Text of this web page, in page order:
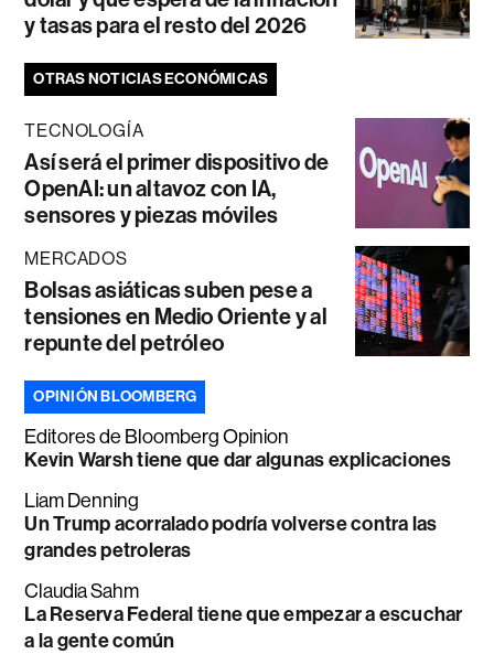
y tasas para el resto del 2026
OTRAS NOTICIAS ECONÓMICAS
TECNOLOGÍA
Así será el primer dispositivo de
OpenAI: un altavoz con IA,
sensores y piezas móviles
MERCADOS
Bolsas asiáticas suben pese a
tensiones en Medio Oriente y al
repunte del petróleo
OPINIÓN BLOOMBERG
Editores de Bloomberg Opinion
Kevin Warsh tiene que dar algunas explicaciones
Liam Denning
Un Trump acorralado podría volverse contra las
grandes petroleras
Claudia Sahm
La Reserva Federal tiene que empezar a escuchar
a la gente común